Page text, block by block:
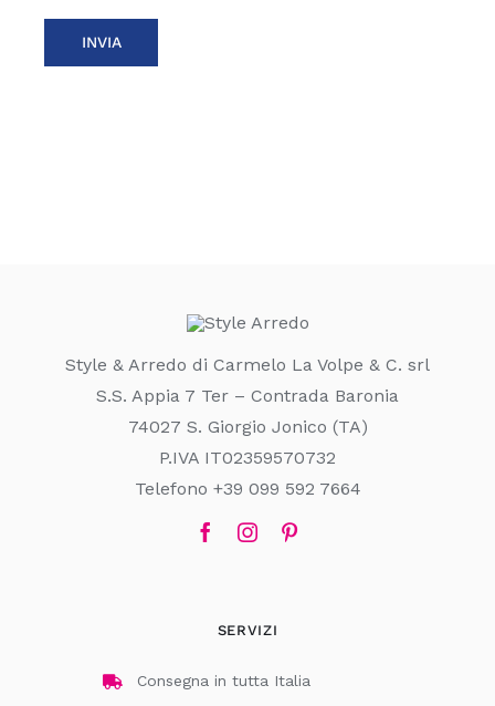
Style & Arredo di Carmelo La Volpe & C. srl
S.S. Appia 7 Ter – Contrada Baronia
74027 S. Giorgio Jonico (TA)
P.IVA IT02359570732
Telefono +39 099 592 7664
SERVIZI
Consegna in tutta Italia